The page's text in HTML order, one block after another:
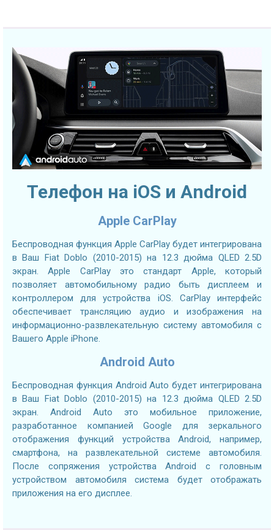
Телефон на iOS и Android
Apple CarPlay
Беспроводная функция Apple CarPlay будет интегрирована
в Ваш Fiat Doblo (2010-2015) на 12.3 дюйма QLED 2.5D
экран. Apple CarPlay это стандарт Apple, который
позволяет автомобильному радио быть дисплеем и
контроллером для устройства iOS. CarPlay интерфейс
обеспечивает трансляцию аудио и изображения на
информационно-развлекательную систему автомобиля с
Вашего Apple iPhone.
Android Auto
Беспроводная функция Android Auto будет интегрирована
в Ваш Fiat Doblo (2010-2015) на 12.3 дюйма QLED 2.5D
экран. Android Auto это мобильное приложение,
разработанное компанией Google для зеркального
отображения функций устройства Android, например,
смартфона, на развлекательной системе автомобиля.
После сопряжения устройства Android с головным
устройством автомобиля система будет отображать
приложения на его дисплее.